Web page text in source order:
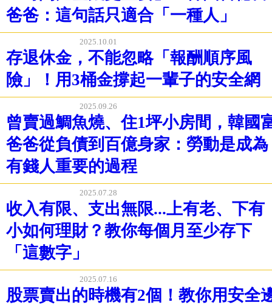
爸爸：這句話只適合「一種人」
2025.10.01
存退休金，不能忽略「報酬順序風
險」！用3桶金撐起一輩子的安全網
2025.09.26
曾賣過鯛魚燒、住1坪小房間，韓國
爸爸從負債到百億身家：勞動是成為
有錢人重要的過程
2025.07.28
收入有限、支出無限...上有老、下有
小如何理財？教你每個月至少存下
「這數字」
2025.07.16
股票賣出的時機有2個！教你用安全